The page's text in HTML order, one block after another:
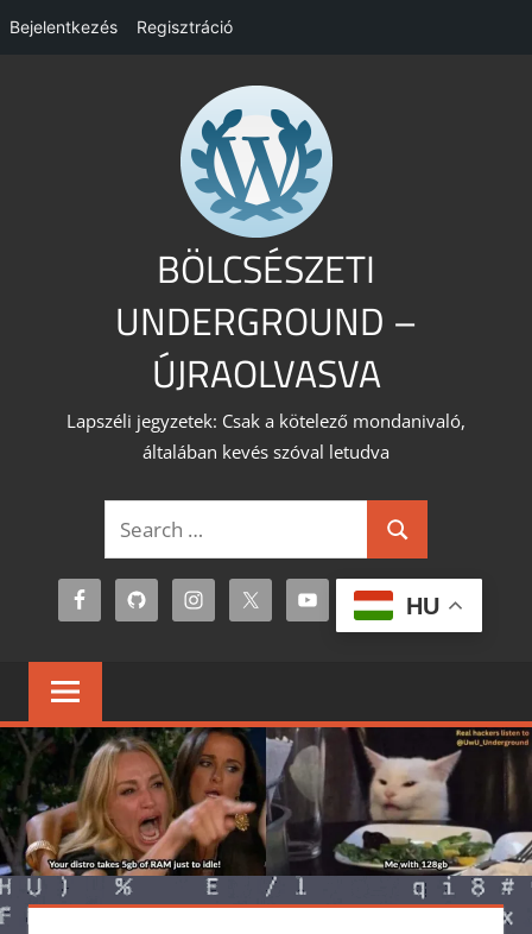
Bejelentkezés Regisztráció
BÖLCSÉSZETI
UNDERGROUND –
ÚJRAOLVASVA
Lapszéli jegyzetek: Csak a kötelező mondanivaló,
általában kevés szóval letudva
Search
for:
Search
HU